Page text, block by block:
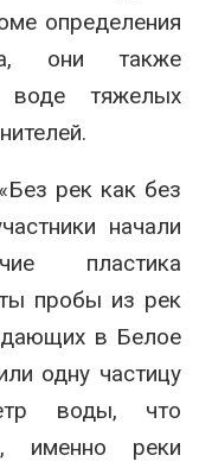
определения
они также
воде тяжелых
рек как без
начали
пластика
пробы из рек
в Белое
одну частицу
воды, что
именно реки